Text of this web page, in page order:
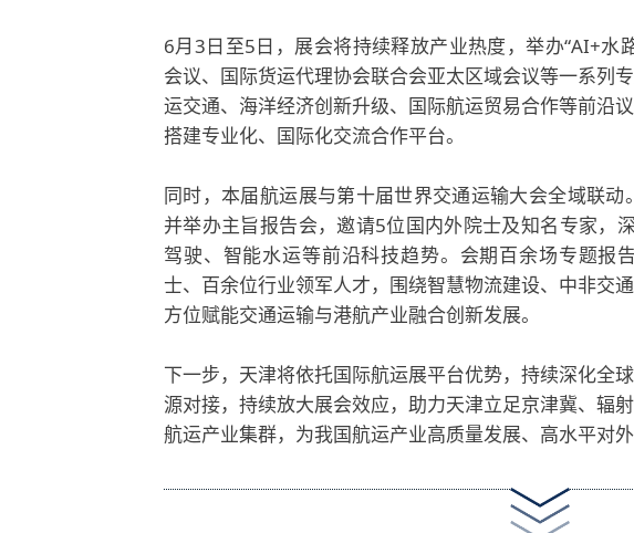
6月3日至5日，展会将持续释放产业热度，举办“AI+水
会议、国际货运代理协会联合会亚太区域会议等一系列
运交通、海洋经济创新升级、国际航运贸易合作等前沿
搭建专业化、国际化交流合作平台。
同时，本届航运展与第十届世界交通运输大会全域联
并举办主旨报告会，邀请5位国内外院士及知名专家，
驾驶、智能水运等前沿科技趋势。会期百余场专题报
士、百余位行业领军人才，围绕智慧物流建设、中非交
方位赋能交通运输与港航产业融合创新发展。
下一步，天津将依托国际航运展平台优势，持续深化全
源对接，持续放大展会效应，助力天津立足京津冀、辐
航运产业集群，为我国航运产业高质量发展、高水平对外